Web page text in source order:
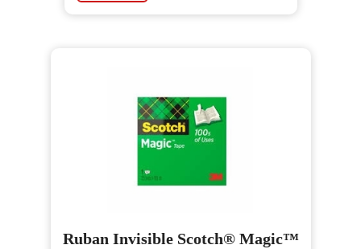
Ruban Invisible Scotch® Magic™